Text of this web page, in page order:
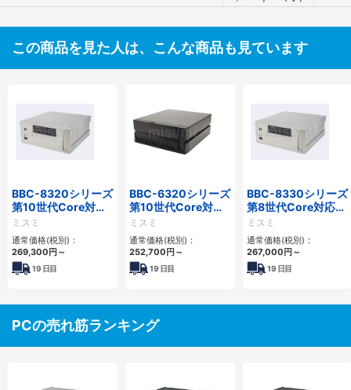
この商品を見た人は、こんな商品も見ています
BBC-8320シリーズ
第10世代Core対応
小型フロアマウント
FAPC 2PCI・2PCIe
ミスミ
通常価格(税別)：
269,300円～
19 日目
BBC-6320シリーズ
第10世代Core対応
小型フロアマウント
FAPC 2PCI・2PCIe
ミスミ
通常価格(税別)：
252,700円～
19 日目
BBC-8330シリーズ
第8世代Core対応小
型フロアマウント
FAPC 2PCI・2PCIe
ミスミ
通常価格(税別)：
267,000円～
19 日目
PCの売れ筋ランキング